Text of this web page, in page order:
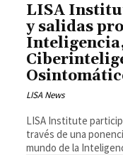
LISA
y salidas
LISA News
LISA Institute
través de una
mundo de la